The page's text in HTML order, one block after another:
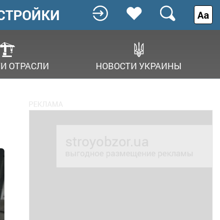
ОТРАСЛИ НОВОСТИ УКРАИНЫ
Аа